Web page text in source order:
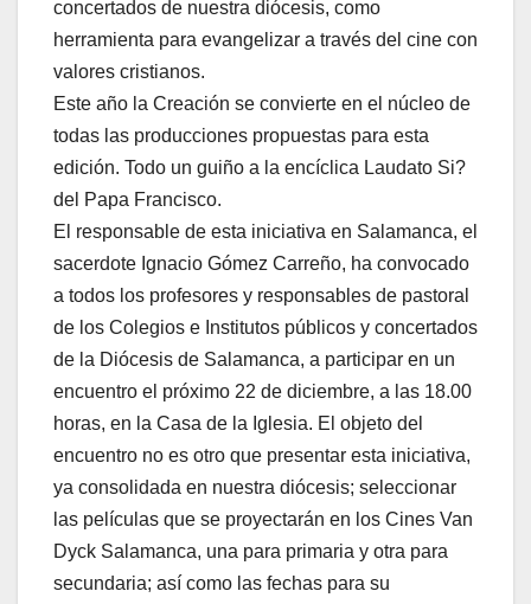
concertados de nuestra diócesis, como
herramienta para evangelizar a través del cine con
valores cristianos.
Este año la Creación se convierte en el núcleo de
todas las producciones propuestas para esta
edición. Todo un guiño a la encíclica Laudato Si?
del Papa Francisco.
El responsable de esta iniciativa en Salamanca, el
sacerdote Ignacio Gómez Carreño, ha convocado
a todos los profesores y responsables de pastoral
de los Colegios e Institutos públicos y concertados
de la Diócesis de Salamanca, a participar en un
encuentro el próximo 22 de diciembre, a las 18.00
horas, en la Casa de la Iglesia. El objeto del
encuentro no es otro que presentar esta iniciativa,
ya consolidada en nuestra diócesis; seleccionar
las películas que se proyectarán en los Cines Van
Dyck Salamanca, una para primaria y otra para
secundaria; así como las fechas para su